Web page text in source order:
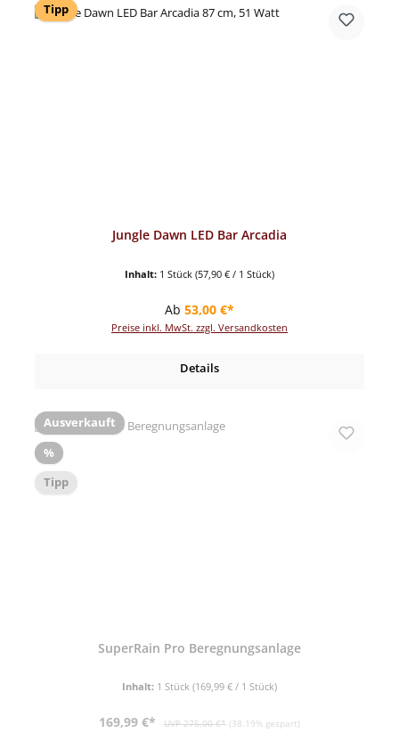
Tipp
Jungle Dawn LED Bar Arcadia
Inhalt: 1 Stück (57,90 € / 1 Stück)
Regulärer Preis:
Ab 53,00 €*
Preise inkl. MwSt. zzgl. Versandkosten
Details
Ausverkauft
%Rabatt
Tipp
SuperRain Pro Beregnungsanlage
Inhalt: 1 Stück (169,99 € / 1 Stück)
Verkaufspreis:
169,99 €* Regulärer Preis:
UVP 275,00 €* (38.19% gespart)